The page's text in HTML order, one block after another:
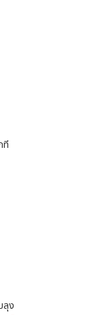
ที
ลุง